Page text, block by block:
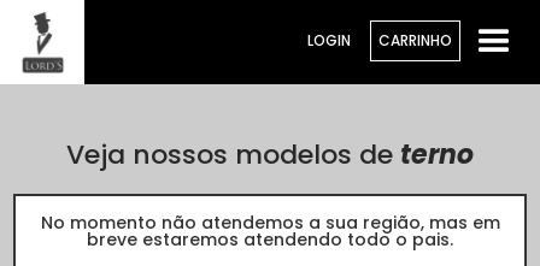
LOGIN CARRINHO
No momento não atendemos a sua região, mas em
breve estaremos atendendo todo o pais.
Veja nossos modelos de terno
Cores